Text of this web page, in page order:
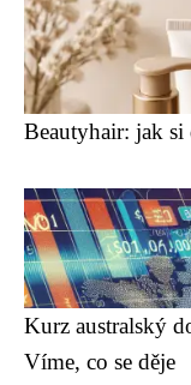
Beautyhair: jak si
Kurz australský
Víme, co se děje